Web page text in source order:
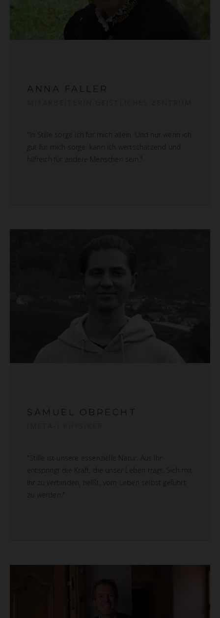
ANNA FALLER
"In Stille sorge ich für mich allein. Und nur wenn ich
gut für mich sorge, kann ich wertschätzend und
hilfreich für andere Menschen sein."
SAMUEL OBRECHT
"Stille ist unsere essenzielle Natur. Aus Ihr
entspringt die Kraft, die unser Leben trägt. Sich mit
Ihr zu verbinden, heißt, vom Leben selbst geführt
zu werden."